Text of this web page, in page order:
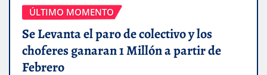
ÚLTIMO MOMENTO
Se Levanta el paro de colectivo y los
choferes ganaran 1 Millón a partir de
Febrero